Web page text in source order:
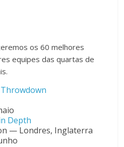
os 60 melhores
equipes das quartas de
Depth
— Londres, Inglaterra